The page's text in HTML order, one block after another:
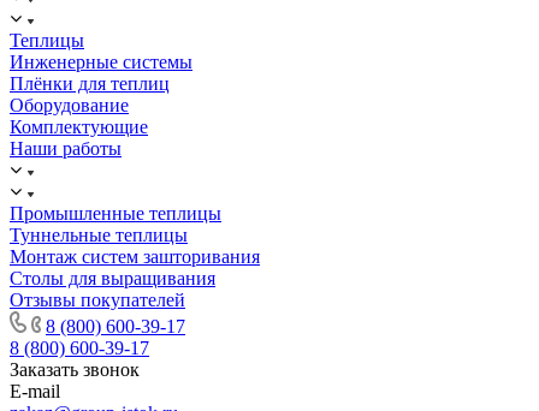
Теплицы
Инженерные системы
Плёнки для теплиц
Оборудование
Комплектующие
Наши работы
Промышленные теплицы
Туннельные теплицы
Монтаж систем зашторивания
Столы для выращивания
Отзывы покупателей
8 (800) 600-39-17
8 (800) 600-39-17
Заказать звонок
E-mail